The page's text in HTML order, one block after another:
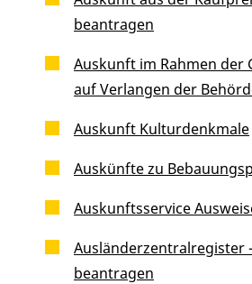
beantragen
Auskunft im Rahmen der
auf Verlangen der
Auskunft Kulturdenkmale
Auskünfte zu
Auskunftsservice
Ausländerzentralregister
beantragen